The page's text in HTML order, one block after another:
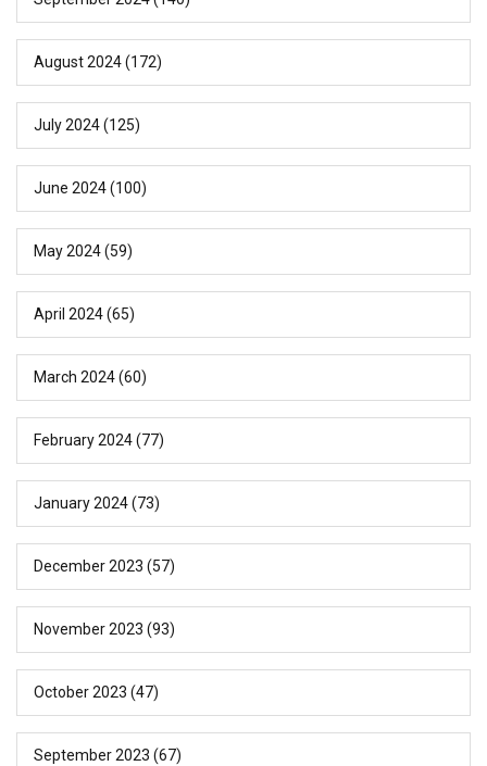
August 2024(172)
July 2024(125)
June 2024(100)
May 2024(59)
April 2024(65)
March 2024(60)
February 2024(77)
January 2024(73)
December 2023 (57)
November 2023 (93)
October 2023 (47)
September 2023 (67)